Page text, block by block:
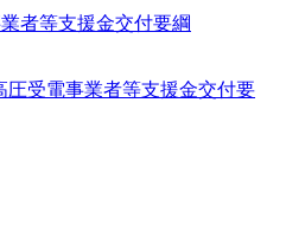
者等支援金交付要綱
圧受電事業者等支援金交付要